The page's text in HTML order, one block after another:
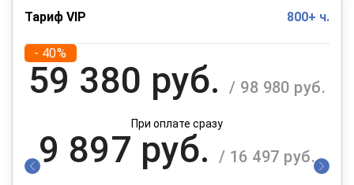
Тариф VIP 800+ ч.
- 40%
59 380 руб. / 98 980 руб.
При оплате сразу
9 897 руб. / 16 497 руб.